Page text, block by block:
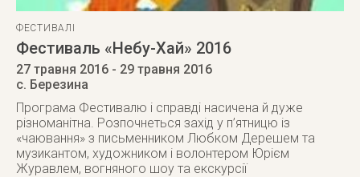
ФЕСТИВАЛІ
Фестиваль «Небу-Хай» 2016
27 травня 2016 - 29 травня 2016
с. Березина
Програма Фестивалю і справді насичена й дуже
різноманітна. Розпочнеться захід у п’ятницю із
«чаювання» з письменником Любком Дерешем та
музикантом, художником і волонтером Юрієм
Журавлем, вогняного шоу та екскурсії